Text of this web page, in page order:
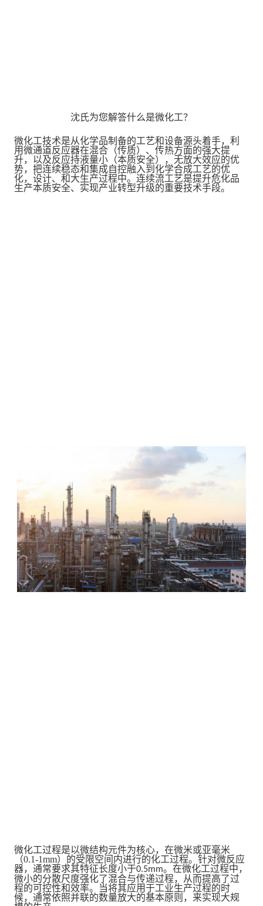
沈氏为您解答什么是微化工？
微化工技术是从化学品制备的工艺和设备源头着手，利
用微通道反应器在混合（传质）、传热方面的强大提
升，以及反应持液量小（本质安全），无放大效应的优
势，把连续稳态和集成自控融入到化学合成工艺的优
化，设计、和大生产过程中。连续流工艺是提升危化品
生产本质安全、实现产业转型升级的重要技术手段。
微化工过程是以微结构元件为核心，在微米或亚毫米
（0.1-1mm）的受限空间内进行的化工过程。针对微反应
器，通常要求其特征长度小于0.5mm。在微化工过程中，
微小的分散尺度强化了混合与传递过程，从而提高了过
程的可控性和效率。当将其应用于工业生产过程的时
候，通常依照并联的数量放大的基本原则，来实现大规